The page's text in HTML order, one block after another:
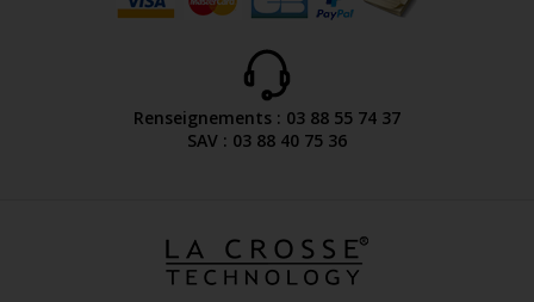
Renseignements : 03 88 55 74 37
SAV : 03 88 40 75 36